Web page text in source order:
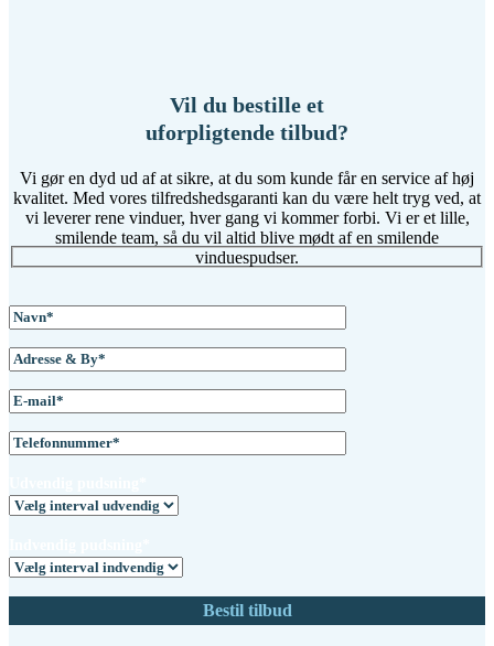
Vil du bestille et
uforpligtende tilbud?
Vi gør en dyd ud af at sikre, at du som kunde får en service af høj
kvalitet. Med vores tilfredshedsgaranti kan du være helt tryg ved, at
vi leverer rene vinduer, hver gang vi kommer forbi. Vi er et lille,
smilende team, så du vil altid blive mødt af en smilende
vinduespudser.